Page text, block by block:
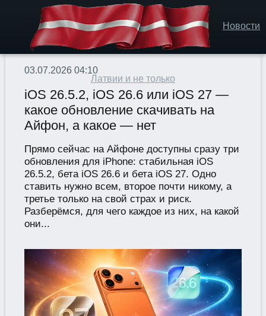
Новости
Латвии и не только
03.07.2026 04:10
iOS 26.5.2, iOS 26.6 или iOS 27 —
какое обновление скачивать на
Айфон, а какое — нет
Прямо сейчас на Айфоне доступны сразу три
обновления для iPhone: стабильная iOS
26.5.2, бета iOS 26.6 и бета iOS 27. Одно
ставить нужно всем, второе почти никому, а
третье только на свой страх и риск.
Разберёмся, для чего каждое из них, на какой
они...